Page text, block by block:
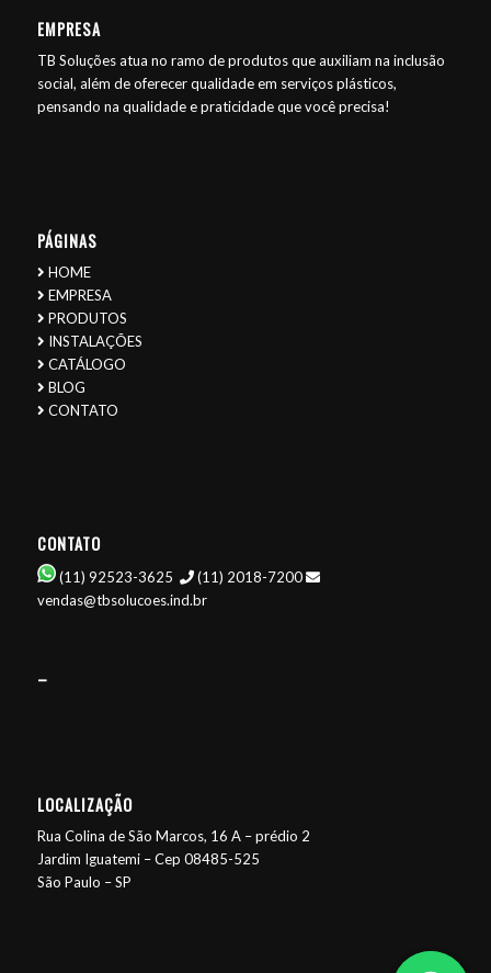
EMPRESA
TB Soluções atua no ramo de produtos que auxiliam na inclusão
social, além de oferecer qualidade em serviços plásticos,
pensando na qualidade e praticidade que você precisa!
PÁGINAS
HOME
EMPRESA
PRODUTOS
INSTALAÇÕES
CATÁLOGO
BLOG
CONTATO
CONTATO
(11) 92523-3625
(11) 2018-7200
vendas@tbsolucoes.ind.br
–
LOCALIZAÇÃO
Rua Colina de São Marcos, 16 A – prédio 2
Jardim Iguatemi – Cep 08485-525
São Paulo – SP